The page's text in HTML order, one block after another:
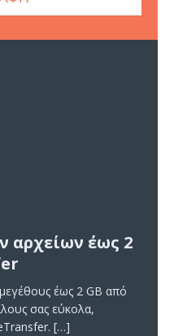
αρχείων έως 2
μεγέθους έως 2 GB από
σας εύκολα,
[…]